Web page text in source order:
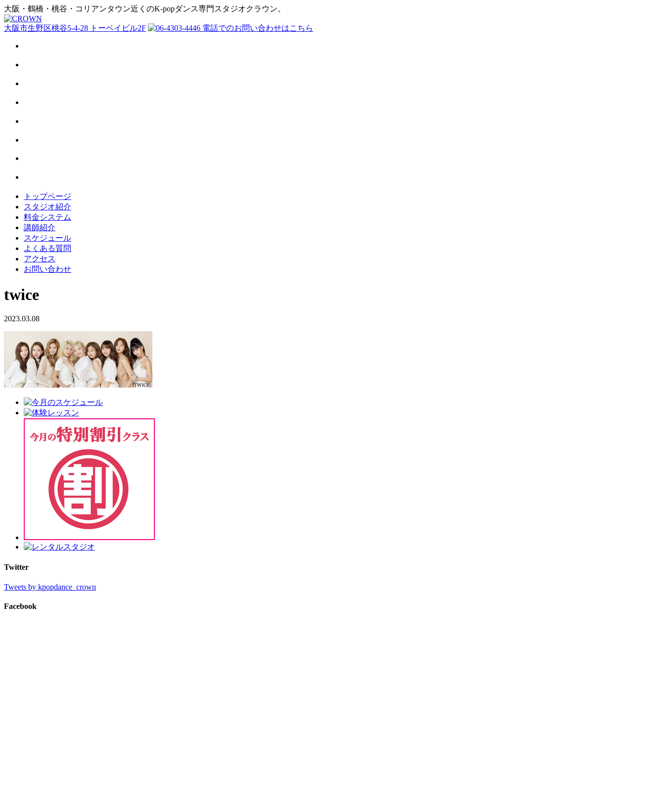
大阪・鶴橋・桃谷・コリアンタウン近くのK-popダンス専門スタジオクラウン。
大阪市生野区桃谷5-4-28 トーベイビル2F
トップページ
スタジオ紹介
料金システム
講師紹介
スケジュール
よくある質問
アクセス
お問い合わせ
twice
2023.03.08
Twitter
Tweets by kpopdance_crown
Facebook